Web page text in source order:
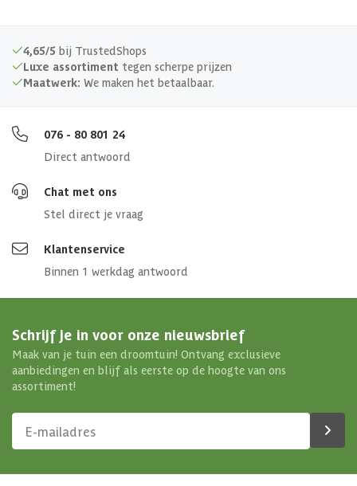
4,65/5 bij TrustedShops
Luxe assortiment tegen scherpe prijzen
Maatwerk: We maken het betaalbaar.
076 - 80 801 24
Direct antwoord
Chat met ons
Stel direct je vraag
Klantenservice
Binnen 1 werkdag antwoord
Schrijf je in voor onze nieuwsbrief
Maak van je tuin een droomtuin! Ontvang exclusieve
aanbiedingen en blijf als eerste op de hoogte van ons
assortiment!